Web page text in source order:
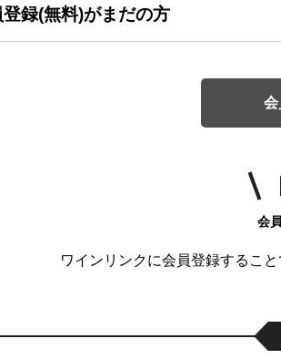
録(無料)がまだの方
会
会
ワインリンクに会員登録すること